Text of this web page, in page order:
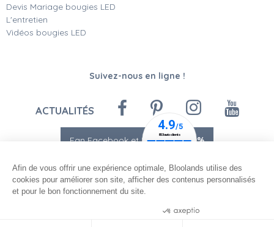
Devis Mariage bougies LED
L'entretien
Vidéos bougies LED
Suivez-nous en ligne !
ACTUALITÉS
Fan Facebook et Instagram-10%
Afin de vous offrir une expérience optimale, Bloolands utilise des
cookies pour améliorer son site, afficher des contenus personnalisés
et pour le bon fonctionnement du site.